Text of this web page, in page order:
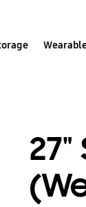
27"